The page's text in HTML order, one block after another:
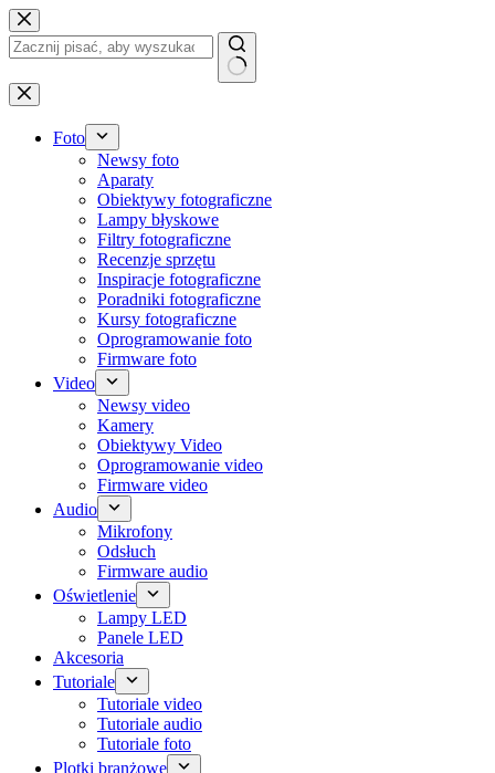
Przejdź
do
treści
Brak
wyników
Foto
Newsy foto
Aparaty
Obiektywy fotograficzne
Lampy błyskowe
Filtry fotograficzne
Recenzje sprzętu
Inspiracje fotograficzne
Poradniki fotograficzne
Kursy fotograficzne
Oprogramowanie foto
Firmware foto
Video
Newsy video
Kamery
Obiektywy Video
Oprogramowanie video
Firmware video
Audio
Mikrofony
Odsłuch
Firmware audio
Oświetlenie
Lampy LED
Panele LED
Akcesoria
Tutoriale
Tutoriale video
Tutoriale audio
Tutoriale foto
Plotki branżowe